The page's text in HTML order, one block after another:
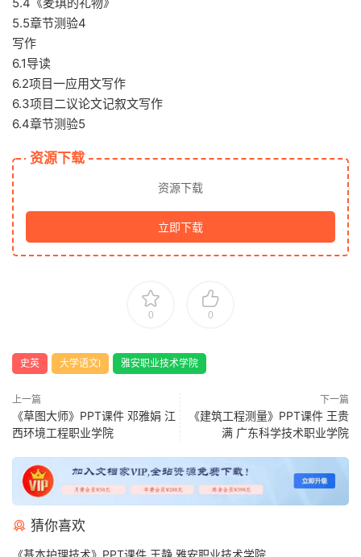
5.5章节测验4
写作
6.1导读
6.2项目一应用文写作
6.3项目二议论文记叙文写作
6.4章节测验5
资源下载
资源下载
立即下载
0 0
史英 大学语文Ⅰ 雅安职业技术学院
上一篇
《草图大师》PPT课件 邓雅娟 江
西环境工程职业学院
下一篇
《建筑工程测量》PPT课件 王贵
满 广东科学技术职业学院
猜你喜欢
《基本护理技术》PPT课件 王静 雅安职业技术学院